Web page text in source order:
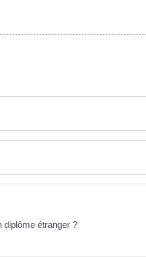
diplôme étranger ?